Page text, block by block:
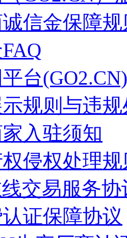
信金保障规
台(GO2.CN)
规则与违
入驻须知
侵权处理规
交易服务协
证保障协议